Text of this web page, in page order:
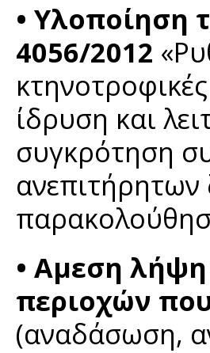
• Υλοποίηση
4056/2012
ίδρυση και
συγκρότηση
• Αμεση
περιοχών
(αναδάσωση,